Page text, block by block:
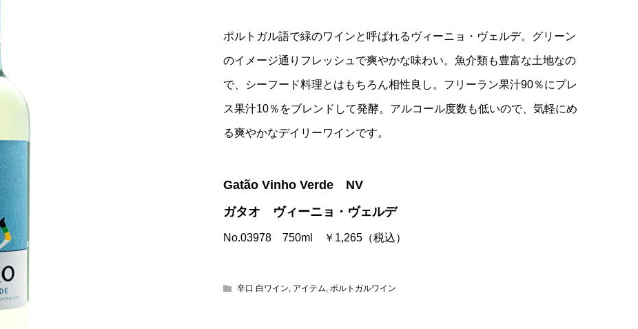
ポルトガル語で緑のワインと呼ばれるヴィーニョ・ヴェルデ。グリーン
のイメージ通りフレッシュで爽やかな味わい。魚介類も豊富な土地なの
で、シーフード料理とはもちろん相性良し。フリーラン果汁90％にプレ
ス果汁10％をブレンドして発酵。アルコール度数も低いので、気軽にめ
る爽やかなデイリーワインです。
Gatão Vinho Verde NV
ガタオ ヴィーニョ・ヴェルデ
No.03978 750ml ￥1,265（税込）
辛口 白ワイン アイテム ポルトガルワイン